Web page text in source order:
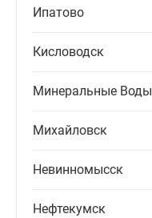
Ипатово
Кисловодск
Минеральные Воды
Михайловск
Невинномысск
Нефтекумск